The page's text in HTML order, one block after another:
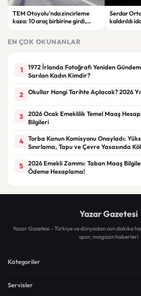
TEM Otoyolu'nda zincirleme
kaza: 10 araç birbirine girdi,
Serdar
kaldırıldı
EN ÇOK OKUNANLAR
1
1972 İrlanda Fotoğrafı Yeniden
Sarılan Kadın Kimdir?
2 Okullar Hangi Tarihte Açılacak? 2026
3
2026 Ocak Emeklilik Temel Maaş
Bilgileri
4
Torba Kanun Komisyonu Onayladı:
Sınırlama, Tapu ve Çevre Yasasında
5
2026 Emekli Zammı: Taban Maaş
Ödeme Hesaplama!
Yazar Gazetesi
Yazar Gazetesi - Türkiye ve dünyadan son dakika
spor, magazin haberleri
Kategoriler
Servisler